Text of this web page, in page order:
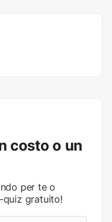
costo o un
per te o
gratuito!